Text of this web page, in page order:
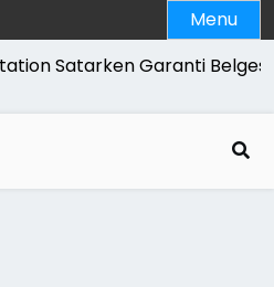
Menu
Satarken Garanti Belgesi